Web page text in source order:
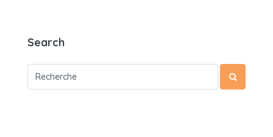
Search